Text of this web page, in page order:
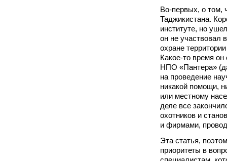
Во-первых, о том,
Таджикистана.
институте, но
он не участвовал
охране
Какое-то время
НПО «Пантера»
на проведение
никакой помощи,
или местному
деле все
охотников и
и фирмами,
Эта статья,
приоритеты в